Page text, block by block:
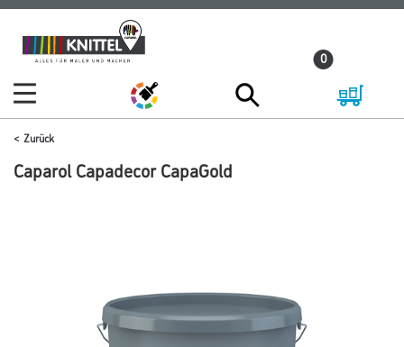
Zum
Inhalt
Zum
Navigationsmenü
0
Zurück
Caparol Capadecor CapaGold